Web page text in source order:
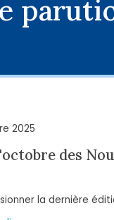
2025
des
la dernière